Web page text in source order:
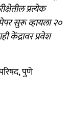
प्रत्येक
सुरू व्हायला २०
केंद्रावर प्रवेश
परिषद, पुणे